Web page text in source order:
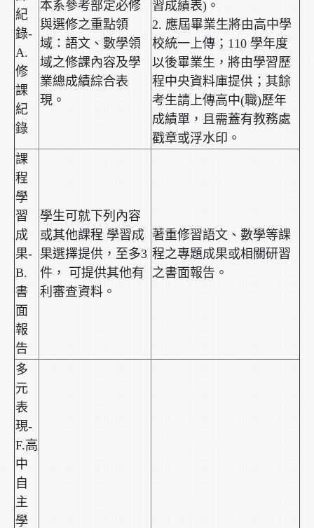
紀
錄-
A.
修
課
紀
錄
本系參考部定必修
與選修之重點領
域：語文、數學領
域之修課內容及學
業總成績綜合表
現。
習成績表)。
2. 應屆畢業生將由高中學
校統一上傳；110 學年度
以後畢業生，將由學習歷
程中央資料庫提供；其餘
考生請上傳高中(職)歷年
成績單，且需蓋有教務處
戳章或浮水印。
課
程
學
習
成
果-
B.
書
面
報
告
學生可就下列內容
或其他課程 學習成
果選擇提供，至多3
件， 可提供其他有
利審查資料。
著重修習語文、數學等課
程之專題成果或相關研習
之書面報告。
多
元
表
現-
F.高
中
自
主
學